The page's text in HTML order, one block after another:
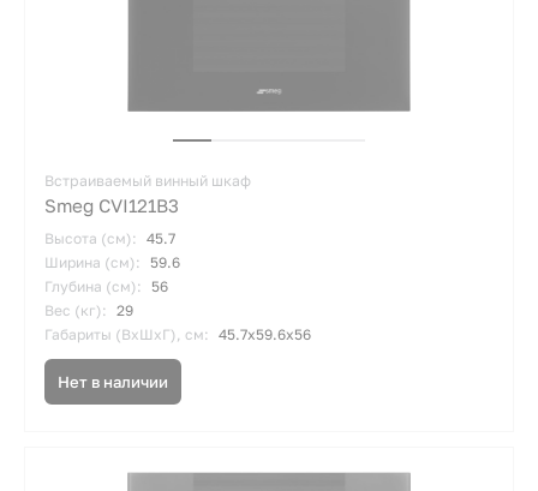
Встраиваемый винный шкаф
Smeg CVI121B3
Высота (см): 45.7
Ширина (см):
59.6
Глубина (см):
56
Вес (кг): 29
Габариты (ВхШхГ), см: 45.7х59.6х56
Нет в наличии